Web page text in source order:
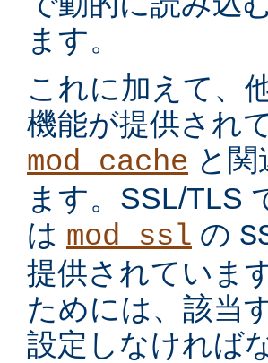
ます。
これに加えて、
機能が提供され
mod_cache と
ます。SSL/TLS
は mod_ssl の
提供されていま
ためには、該当
設定しなければ